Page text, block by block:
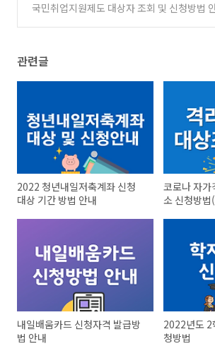
국민취업지원제도 대상자 조회 및 신청방법
관련글
2022 청년내일저축계좌 신청
대상 기간 방법 안내
코로나 자가
소 신청방
내일배움카드 신청자격 발급방
법 안내
2022년도 2
청방법